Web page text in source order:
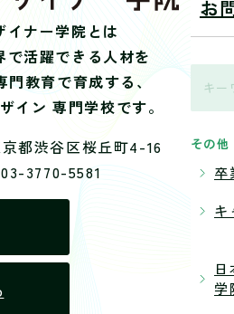
お
その他
卒
キ
学
イナー学院とは
で活躍できる人材を
教育で育成する、
イン 専門学校です。
都渋谷区桜丘町4-16
3770-5581